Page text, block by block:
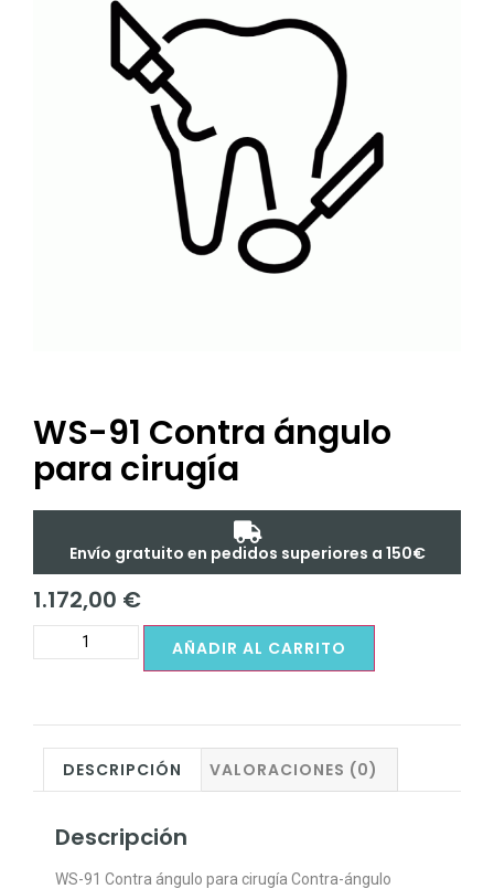
WS-91 Contra ángulo
para cirugía
Envío gratuito en pedidos superiores a 150€
1.172,00 €
AÑADIR AL CARRITO
DESCRIPCIÓN VALORACIONES (0)
Descripción
WS-91 Contra ángulo para cirugía Contra-ángulo